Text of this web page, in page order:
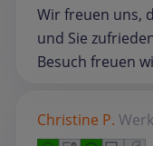
Wir freuen uns,
und Sie
Besuch freuen
Christine P.